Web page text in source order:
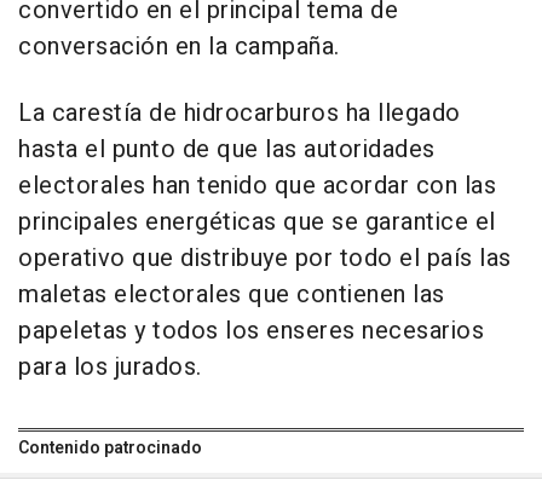
convertido en el principal tema de
conversación en la campaña.
La carestía de hidrocarburos ha llegado
hasta el punto de que las autoridades
electorales han tenido que acordar con las
principales energéticas que se garantice el
operativo que distribuye por todo el país las
maletas electorales que contienen las
papeletas y todos los enseres necesarios
para los jurados.
Contenido patrocinado